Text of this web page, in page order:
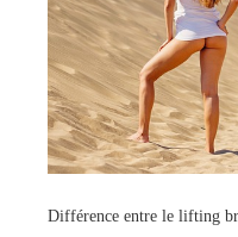
Différence entre le lifting